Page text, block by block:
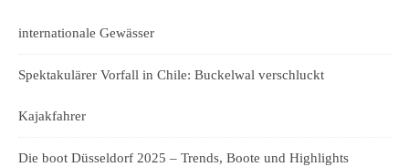
internationale Gewässer
Spektakulärer Vorfall in Chile: Buckelwal verschluckt
Kajakfahrer
Die boot Düsseldorf 2025 – Trends, Boote und Highlights